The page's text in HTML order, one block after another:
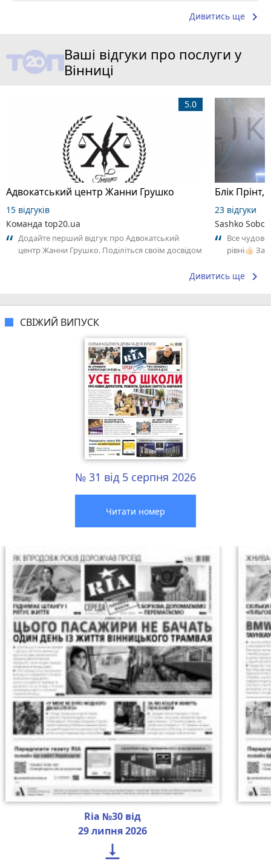
Дивитись ще keyboard_arrow_right
Ваші відгуки про послуги у
Вінниці
Адвокатський центр Жанни Грушко
5.0
15 відгуків
Команда top20.ua
Додайте перший відгук про Адвокатський
центр Жанни Грушко. Поділіться своїм досвідом
Блік Прінт,
23 відгуки
Sashko
Все
рівні👍🏻
Дивитись ще keyboard_arrow_right
СВІЖИЙ ВИПУСК
№ 31 від 5 серпня 2026
Читати номер
Ria №30 від
29 липня 2026
